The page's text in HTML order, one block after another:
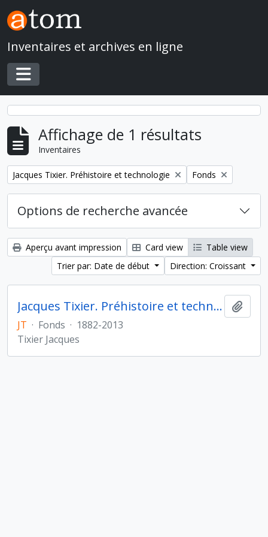
Skip to main content
Inventaires et archives en ligne
Toggle navigation
Affichage de 1 résultats
Inventaires
Remove filter:
Jacques Tixier. Préhistoire et technologie Remove filter:
Fonds
Options de recherche avancée
Aperçu avant impression Card view
Table view
Trier par: Date de début
Direction: Croissant
Jacques Tixier. Préhistoire et technologie
JT · Fonds · 1882-2013
Tixier Jacques